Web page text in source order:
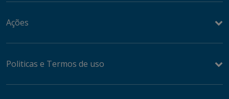
Ações
Politicas e Termos de uso